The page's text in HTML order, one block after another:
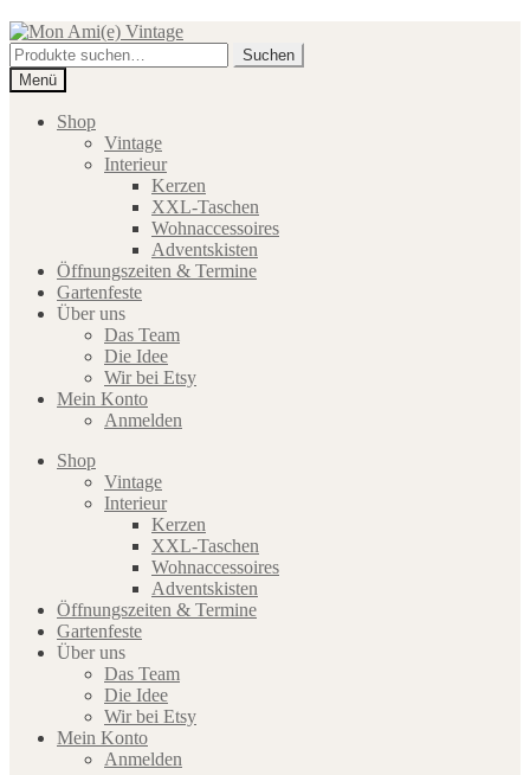
Zur
Navigation
springen
Zum
Inhalt
springen
Suche
nach:
Suchen
Menü
Shop
Vintage
Interieur
Kerzen
XXL-Taschen
Wohnaccessoires
Adventskisten
Öffnungszeiten & Termine
Gartenfeste
Über uns
Das Team
Die Idee
Wir bei Etsy
Mein Konto
Anmelden
Shop
Vintage
Interieur
Kerzen
XXL-Taschen
Wohnaccessoires
Adventskisten
Öffnungszeiten & Termine
Gartenfeste
Über uns
Das Team
Die Idee
Wir bei Etsy
Mein Konto
Anmelden